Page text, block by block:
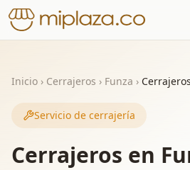
Inicio › Cerrajeros › Funza ›
Servicio de cerrajería
Cerrajeros en